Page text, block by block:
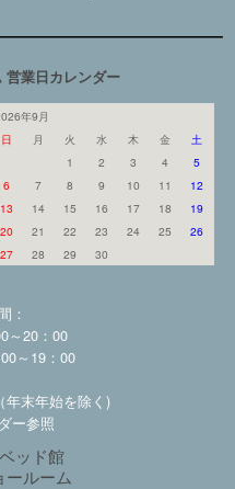
営業日カレンダー
年9月
日
月 火 水 木 金
土
1
2 3 4
5
6
7 8 9 10 11
12
13
14 15 16 17 18
19
20
21 22 23 24 25
26
27
28 29 30
：
20：00
～19：00
年末年始を除く)
ー参照
ッド館
ールーム